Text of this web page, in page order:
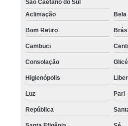
onde encontro pigmentação capilar
pigmentação no couro cabeludo preço
pigmentação no couro cabeludo preço
pigmentação capilar feminina valor
onde encontro pigmentação capilar 3d
quanto custa pigmentação de couro
pigmentação capilar para homens valor
São Caetano do Sul
Aclimação
Bela
Bom Retiro Brás
Cambuci
Consolação
Higienópolis
Luz Pari
República